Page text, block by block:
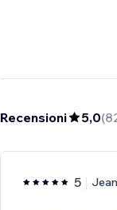
Recensioni 5,0(
5